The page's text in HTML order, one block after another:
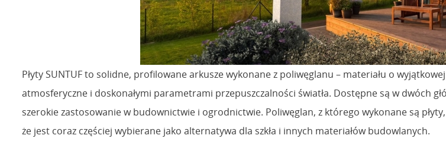
Płyty SUNTUF to solidne, profilowane arkusze wykonane z poliwęglanu – materiału o
atmosferyczne i doskonałymi parametrami przepuszczalności światła. Dostępne są w dwóch
szerokie zastosowanie w budownictwie i ogrodnictwie. Poliwęglan, z którego wykonane są
że jest coraz częściej wybierane jako alternatywa dla szkła i innych materiałów budowlanych.